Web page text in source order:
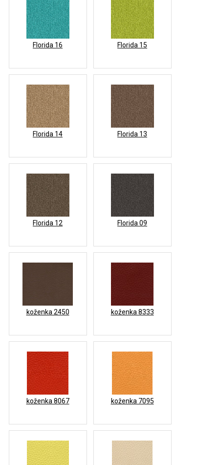
Florida 16 Florida 15
Florida 14 Florida 13
Florida 12 Florida 09
koženka 2450 koženka 8333
koženka 8067 koženka 7095